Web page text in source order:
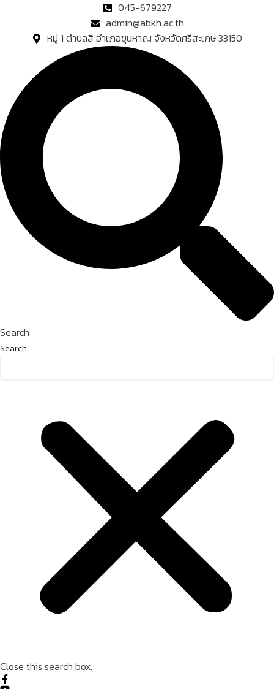
045-679227
admin@abkh.ac.th
หมู่ 1 ตำบลสิ อำเภอขุนหาญ จังหวัดศรีสะเกษ 33150
Search
Search
Close this search box.